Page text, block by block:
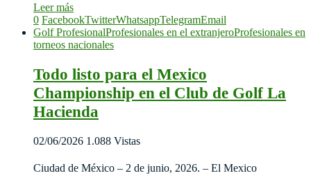
Leer más
0 FacebookTwitterWhatsappTelegramEmail
Golf ProfesionalProfesionales en el extranjeroProfesionales en
torneos nacionales
Todo listo para el Mexico
Championship en el Club de Golf La
Hacienda
02/06/2026 1.088 Vistas
Ciudad de México – 2 de junio, 2026. – El Mexico